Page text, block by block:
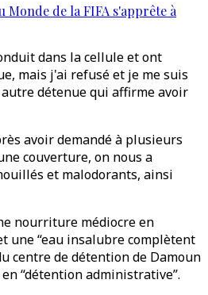
Monde de la FIFA s'apprête à
dans la cellule et ont
mais j'ai refusé et je me suis
détenue qui affirme avoir
avoir demandé à plusieurs
couverture, on nous a
et malodorants, ainsi
nourriture médiocre en
une “eau insalubre complètent
centre de détention de Damoun
“détention administrative”.